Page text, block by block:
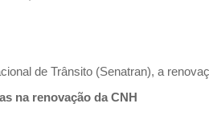
de Trânsito (Senatran), a
na renovação da CNH